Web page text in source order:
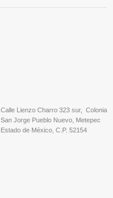
Calle Lienzo Charro 323 sur, Colonia
San Jorge Pueblo Nuevo, Metepec
Estado de México, C.P. 52154